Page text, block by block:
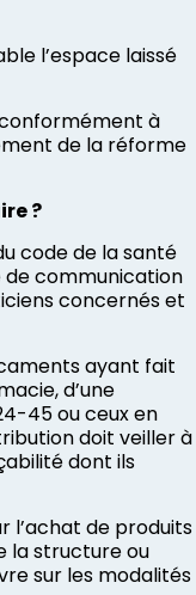
l’espace laissé
à
de la réforme
?
code de la santé
de communication
concernés et
ayant fait
d’une
45 ou ceux en
doit veiller à
dont ils
l’achat de produits
la structure ou
sur les modalités